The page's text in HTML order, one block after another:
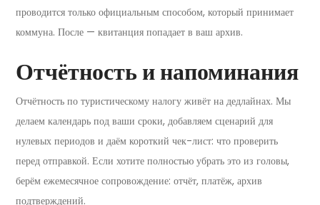
проводится только официальным способом, который принимает
коммуна. После — квитанция попадает в ваш архив.
Отчётность и напоминания
Отчётность по туристическому налогу живёт на дедлайнах. Мы
делаем календарь под ваши сроки, добавляем сценарий для
нулевых периодов и даём короткий чек-лист: что проверить
перед отправкой. Если хотите полностью убрать это из головы,
берём ежемесячное сопровождение: отчёт, платёж, архив
подтверждений.